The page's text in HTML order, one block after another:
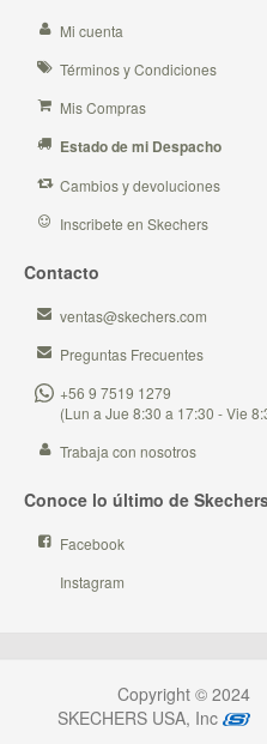
Mi cuenta
Términos y Condiciones
Mis Compras
Estado de mi Despacho
Cambios y devoluciones
Inscribete en Skechers
Contacto
ventas@skechers.com
Preguntas Frecuentes
+56 9 7519 1279
(Lun a Jue 8:30 a 17:30 - Vie
Trabaja con nosotros
Conoce lo último de
Facebook
Instagram
Copyright © 2024
SKECHERS USA, Inc